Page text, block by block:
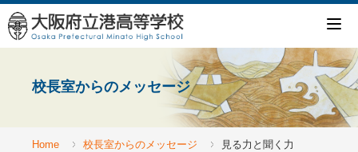
校長室からのメッセージ
Home 校長室からのメッセージ 見る力と聞く力